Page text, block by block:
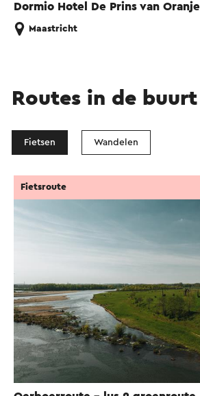
Dormio Hotel De Prins van Oranje
Maastricht
Routes in de buurt
Fietsen Wandelen
Fietsroute